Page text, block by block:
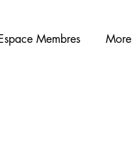
Membres More